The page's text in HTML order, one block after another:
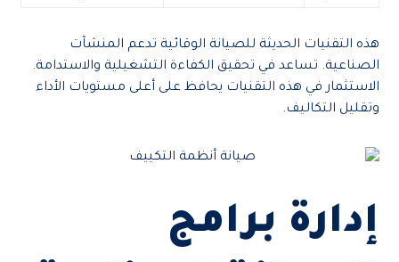
هذه التقنيات الحديثة للصيانة الوقائية تدعم المنشآت
الصناعية. تساعد في تحقيق الكفاءة التشغيلية والاستدامة.
الاستثمار في هذه التقنيات يحافظ على أعلى مستويات الأداء
وتقليل التكاليف.
إدارة برامج